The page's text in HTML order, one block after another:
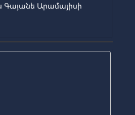
Գայանե Արամայիսի